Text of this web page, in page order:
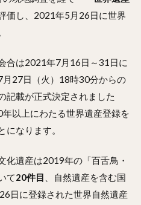
価し、2021年5月26日に世界
合は2021年7月16日～31日に
27日（火）18時30分からの
記載が正式決定されました
以上にわたる世界遺産登録を
になります。
化遺産は2019年の「百舌鳥・
て20件目
、自然遺産を含む国
日に登録された世界自然遺産